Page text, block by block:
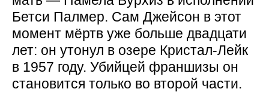
Бетси Палмер. Сам Джейсон в этот
момент мёртв уже больше двадцати
лет: он утонул в озере Кристал-Лейк
в 1957 году. Убийцей франшизы он
становится только во второй части.